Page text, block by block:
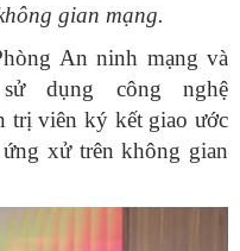
gian mạng.
An ninh mạng và
dụng công nghệ
trị viên ký kết giao ước
xử trên không gian